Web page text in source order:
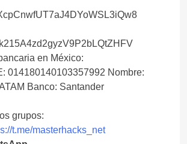
en México:
014180140103357992 Nombre:
Banco: Santander
grupos:
t.me/masterhacks_net